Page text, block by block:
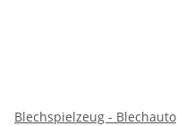
Blechspielzeug - Blechauto